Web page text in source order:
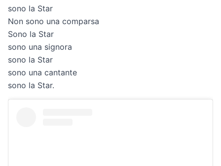
sono la Star
Non sono una comparsa
Sono la Star
sono una signora
sono la Star
sono una cantante
sono la Star.